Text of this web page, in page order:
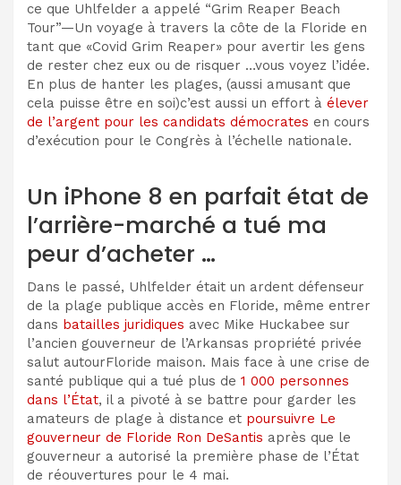
ce que Uhlfelder a appelé “Grim Reaper Beach
Tour”—Un voyage à travers la côte de la Floride en
tant que «Covid Grim Reaper» pour avertir les gens
de rester chez eux ou de risquer …vous voyez l’idée.
En plus de hanter les plages, (aussi amusant que
cela puisse être en soi)c’est aussi un effort à élever
de l’argent pour les candidats démocrates en cours
d’exécution pour le Congrès à l’échelle nationale.
Un iPhone 8 en parfait état de
l’arrière-marché a tué ma
peur d’acheter …
Dans le passé, Uhlfelder était un ardent défenseur
de la plage publique accès en Floride, même entrer
dans batailles juridiques avec Mike Huckabee sur
l’ancien gouverneur de l’Arkansas propriété privée
salut autourFloride maison. Mais face à une crise de
santé publique qui a tué plus de 1 000 personnes
dans l’État, il a pivoté à se battre pour garder les
amateurs de plage à distance et poursuivre Le
gouverneur de Floride Ron DeSantis après que le
gouverneur a autorisé la première phase de l’État
de réouvertures pour le 4 mai.